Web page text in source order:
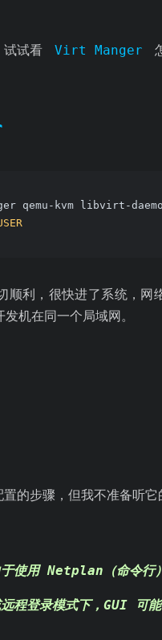
试试看 Virt Manger
qemu-kvm libvirt-
顺利，很快进了系统，网
发机在同一个局域网。
的步骤，但我不准备听它
使用 Netplan（命令行
程登录模式下，GUI 可